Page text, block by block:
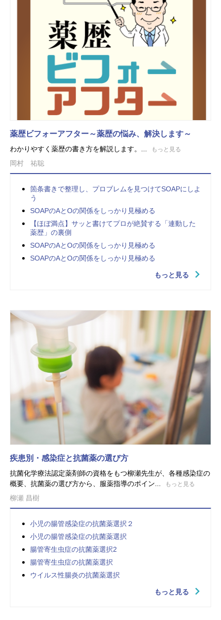
薬歴ビフォーアフター～薬歴の悩み、解決します～
わかりやすく薬歴の書き方を解説します。... もっと見る
岡村 祐聡
箇条書きで整理し、プロブレムを見つけてSOAPにしよ
う
SOAPのAとOの関係をしっかり見極める
【ほぼ満点】サッと書けてプロが絶賛する「連動した
薬歴」の裏側
SOAPのAとOの関係をしっかり見極める
SOAPのAとOの関係をしっかり見極める
もっと見る
疾患別・感染症と抗菌薬の選び方
抗菌化学療法認定薬剤師の資格をもつ柳瀬先生が、各種感染症の
概要、抗菌薬の選び方から、服薬指導のポイン...
もっと見る
柳瀬 昌樹
小児の腸管感染症の抗菌薬選択２
小児の腸管感染症の抗菌薬選択
腸管寄生虫症の抗菌薬選択2
腸管寄生虫症の抗菌薬選択
ウイルス性腸炎の抗菌薬選択
もっと見る